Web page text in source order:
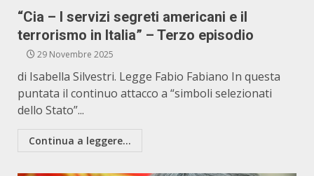
“Cia – I servizi segreti americani e il
terrorismo in Italia” – Terzo episodio
29 Novembre 2025
di Isabella Silvestri. Legge Fabio Fabiano In questa
puntata il continuo attacco a “simboli selezionati
dello Stato”...
Continua a leggere...